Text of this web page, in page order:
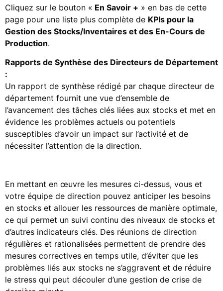
Cliquez sur le bouton « En Savoir + » en bas de cette
page pour une liste plus complète de KPIs pour la
Gestion des Stocks/Inventaires et des En-Cours de
Production.
Rapports de Synthèse des Directeurs de Département
:
Un rapport de synthèse rédigé par chaque directeur de
département fournit une vue d’ensemble de
l’avancement des tâches clés liées aux stocks et met en
évidence les problèmes actuels ou potentiels
susceptibles d’avoir un impact sur l’activité et de
nécessiter l’attention de la direction.
En mettant en œuvre les mesures ci-dessus, vous et
votre équipe de direction pouvez anticiper les besoins
en stocks et allouer les ressources de manière optimale,
ce qui permet un suivi continu des niveaux de stocks et
d’autres indicateurs clés. Des réunions de direction
régulières et rationalisées permettent de prendre des
mesures correctives en temps utile, d’éviter que les
problèmes liés aux stocks ne s’aggravent et de réduire
le stress qui peut découler d’une gestion de crise de